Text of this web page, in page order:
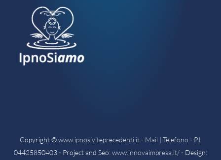
Copyright ©www.ipnosiviteprecedenti.it- Mail | Telefono - P.I.
04425850403 - Project and Seo:www.innovaimpresa.it/- Design: